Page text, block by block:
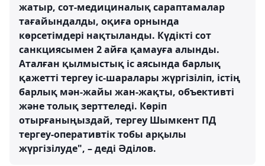
жатыр, сот-медициналық сараптамалар
тағайындалды, оқиға орнында
көрсетімдері нақтыланды. Күдікті сот
санкциясымен 2 айға қамауға алынды.
Аталған қылмыстық іс аясында барлық
қажетті тергеу іс-шаралары жүргізіліп, істің
барлық мән-жайы жан-жақты, объективті
және толық зерттеледі. Көріп
отырғаныңыздай, тергеу Шымкент ПД
тергеу-оперативтік тобы арқылы
жүргізілуде", – деді Әділов.